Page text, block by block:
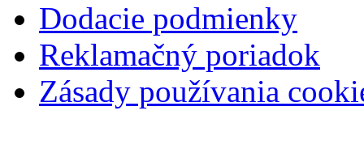
Dodacie podmienky
Reklamačný poriadok
Zásady používania